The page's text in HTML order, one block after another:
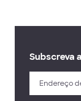
Subscreva